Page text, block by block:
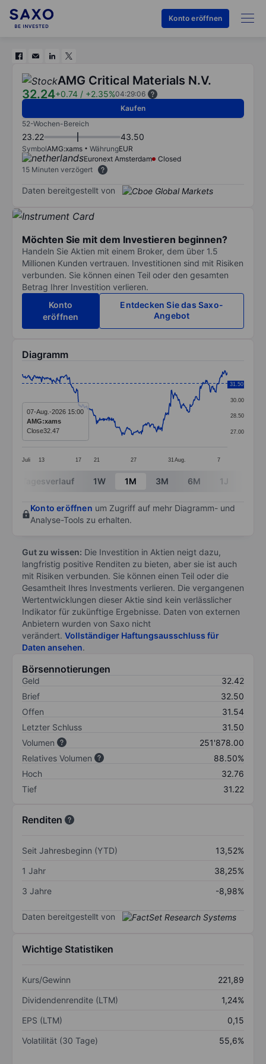
Konto eröffnen
AMG Critical Materials N.V.
32.24+0.74 / +2.35%04:29:06
Kaufen
52-Wochen-Bereich
23.22 43.50
SymbolAMG:xams WährungEUR
Euronext Amsterdam
Closed
15 Minuten verzögert
Daten bereitgestellt von
Möchten Sie mit dem Investieren beginnen?
Handeln Sie Aktien mit einem Broker, dem über 1.5
Millionen Kunden vertrauen. Investitionen sind mit Risiken
verbunden. Sie können einen Teil oder den gesamten
Betrag Ihrer Investition verlieren.
Konto
eröffnen
Entdecken Sie das Saxo-
Angebot
Diagramm
Line chart with 381 data points.
The chart has 1 X axis displaying categories.
The chart has 1 Y axis displaying values. Data
Juli 13 17 21 27 31 Aug. 7
27.00
28.50
30.00
31.50
31.50
07-Aug.-2026 15:00
AMG:xams
Close32.47
End of interactive chart.
Tagesverlauf 1W 1M 3M 6M 1J
Konto eröffnen um Zugriff auf mehr Diagramm- und
Analyse-Tools zu erhalten.
Gut zu wissen: Die Investition in Aktien neigt dazu,
langfristig positive Renditen zu bieten, aber sie ist auch
mit Risiken verbunden. Sie können einen Teil oder die
Gesamtheit Ihres Investments verlieren. Die vergangenen
Wertentwicklungen dieser Aktie sind kein verlässlicher
Indikator für zukünftige Ergebnisse. Daten von externen
Anbietern wurden von Saxo nicht
verändert. Vollständiger Haftungsausschluss für
Daten ansehen.
Börsennotierungen
Geld
32.42
Brief
32.50
Offen
31.54
Letzter Schluss
31.50
Volumen
251'878.00
Relatives Volumen
88.50%
Hoch
32.76
Tief
31.22
Renditen
Seit Jahresbeginn (YTD)
13,52%
1 Jahr
38,25%
3 Jahre
-8,98%
Daten bereitgestellt von
Wichtige Statistiken
Kurs/Gewinn
221,89
Dividendenrendite (LTM)
1,24%
EPS (LTM)
0,15
Volatilität (30 Tage)
55,6%